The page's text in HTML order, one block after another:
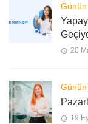
Günün
20
Günün
19